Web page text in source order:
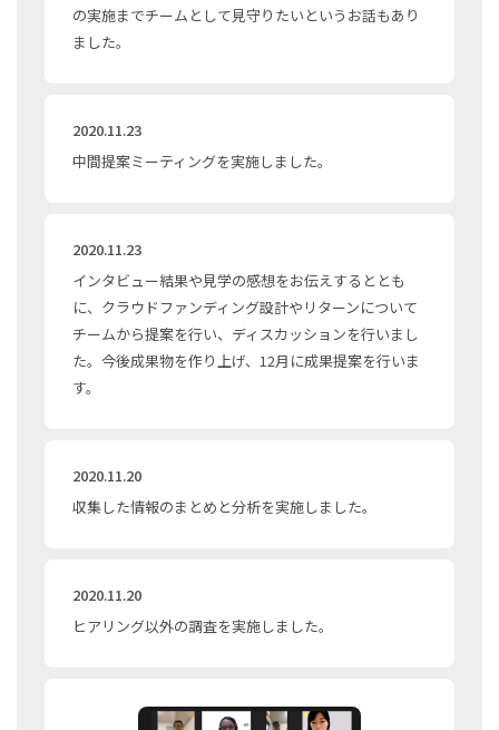
の実施までチームとして見守りたいというお話もあり
ました。
2020.11.23
中間提案ミーティングを実施しました。
2020.11.23
インタビュー結果や見学の感想をお伝えするととも
に、クラウドファンディング設計やリターンについて
チームから提案を行い、ディスカッションを行いまし
た。今後成果物を作り上げ、12月に成果提案を行いま
す。
2020.11.20
収集した情報のまとめと分析を実施しました。
2020.11.20
ヒアリング以外の調査を実施しました。